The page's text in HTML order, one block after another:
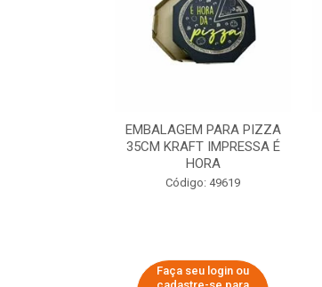
EMBALAGEM PARA PIZZA
35CM KRAFT IMPRESSA É
HORA
Código: 49619
Faça seu login ou